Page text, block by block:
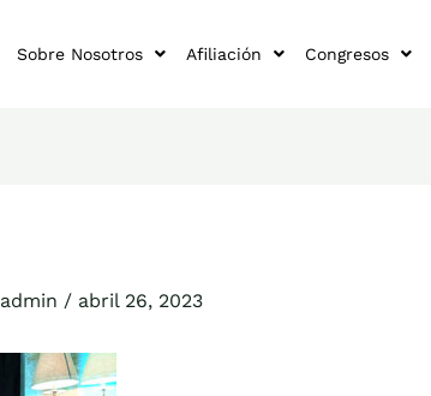
Sobre Nosotros Afiliación Congresos
admin / abril 26, 2023